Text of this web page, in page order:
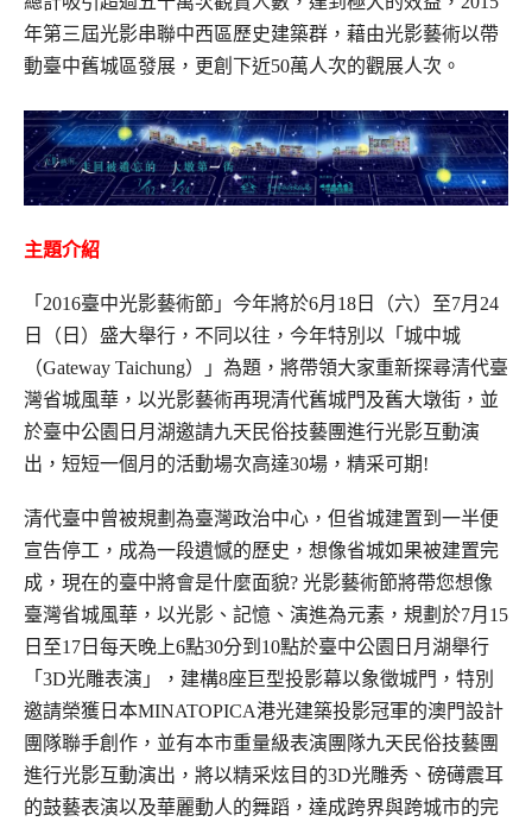
年第三屆光影串聯中西區歷史建築群，藉由光影藝術以帶
動臺中舊城區發展，更創下近50萬人次的觀展人次。
主題介紹
「2016臺中光影藝術節」今年將於6月18日（六）至7月24
日（日）盛大舉行，不同以往，今年特別以「城中城
（Gateway Taichung）」為題，將帶領大家重新探尋清代臺
灣省城風華，以光影藝術再現清代舊城門及舊大墩街，並
於臺中公園日月湖邀請九天民俗技藝團進行光影互動演
出，短短一個月的活動場次高達30場，精采可期!
清代臺中曾被規劃為臺灣政治中心，但省城建置到一半便
宣告停工，成為一段遺憾的歷史，想像省城如果被建置完
成，現在的臺中將會是什麼面貌? 光影藝術節將帶您想像
臺灣省城風華，以光影、記憶、演進為元素，規劃於7月15
日至17日每天晚上6點30分到10點於臺中公園日月湖舉行
「3D光雕表演」，建構8座巨型投影幕以象徵城門，特別
邀請榮獲日本MINATOPICA港光建築投影冠軍的澳門設計
團隊聯手創作，並有本市重量級表演團隊九天民俗技藝團
進行光影互動演出，將以精采炫目的3D光雕秀、磅礡震耳
的鼓藝表演以及華麗動人的舞蹈，達成跨界與跨城市的完